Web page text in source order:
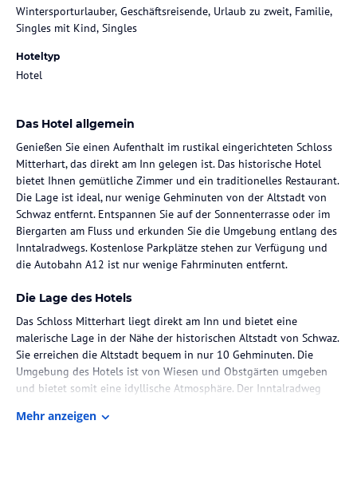
Wintersporturlauber, Geschäftsreisende, Urlaub zu zweit, Familie,
Singles mit Kind, Singles
Hoteltyp
Hotel
Das Hotel allgemein
Genießen Sie einen Aufenthalt im rustikal eingerichteten Schloss
Mitterhart, das direkt am Inn gelegen ist. Das historische Hotel
bietet Ihnen gemütliche Zimmer und ein traditionelles Restaurant.
Die Lage ist ideal, nur wenige Gehminuten von der Altstadt von
Schwaz entfernt. Entspannen Sie auf der Sonnenterrasse oder im
Biergarten am Fluss und erkunden Sie die Umgebung entlang des
Inntalradwegs. Kostenlose Parkplätze stehen zur Verfügung und
die Autobahn A12 ist nur wenige Fahrminuten entfernt.
Die Lage des Hotels
Das Schloss Mitterhart liegt direkt am Inn und bietet eine
malerische Lage in der Nähe der historischen Altstadt von Schwaz.
Sie erreichen die Altstadt bequem in nur 10 Gehminuten. Die
Umgebung des Hotels ist von Wiesen und Obstgärten umgeben
und bietet somit eine idyllische Atmosphäre. Der Inntalradweg
Die Autobahn A12 ist nur 5 Fahrminuten entfernt, was eine gute
Mehr anzeigen